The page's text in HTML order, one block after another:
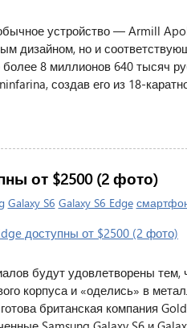
устройство — Armill
дизайном, но и
8 миллионов 640 тысяч
создав его из 18-
от $2500 (2 фото)
Galaxy S6 Galaxy S6 Edge
будут удовлетворены тем,
корпуса и «оделись» в
британская компания